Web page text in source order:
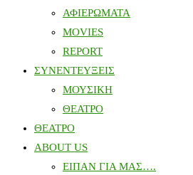
ΑΦΙΕΡΩΜΑΤΑ
MOVIES
REPORT
ΣΥΝΕΝΤΕΥΞΕΙΣ
ΜΟΥΣΙΚΗ
ΘΕΑΤΡΟ
ΘΕΑΤΡΟ
ABOUT US
ΕΙΠΑΝ ΓΙΑ ΜΑΣ….